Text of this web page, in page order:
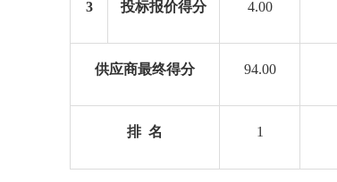
3 投标报价得分 4.00
供应商最终得分 94.00
排 名 1